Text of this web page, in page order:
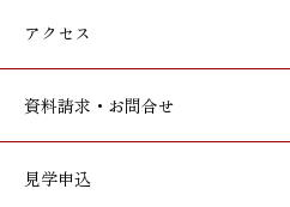
アクセス
資料請求・お問合せ
見学申込